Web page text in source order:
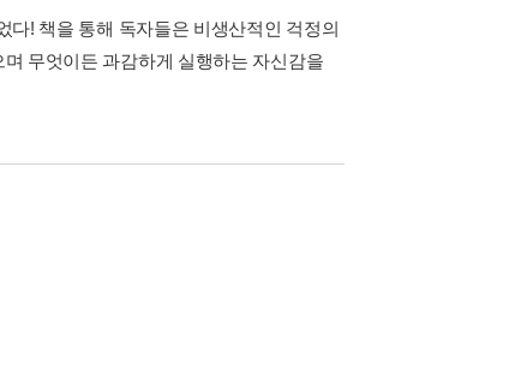
다! 책을 통해 독자들은 비생산적인 걱정의
무엇이든 과감하게 실행하는 자신감을